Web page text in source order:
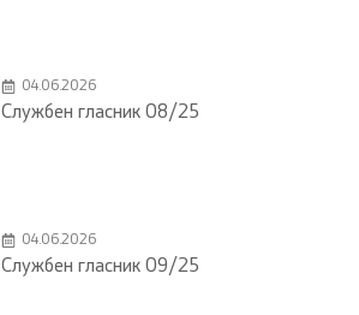
04.06.2026
Службен гласник 08/25
04.06.2026
Службен гласник 09/25